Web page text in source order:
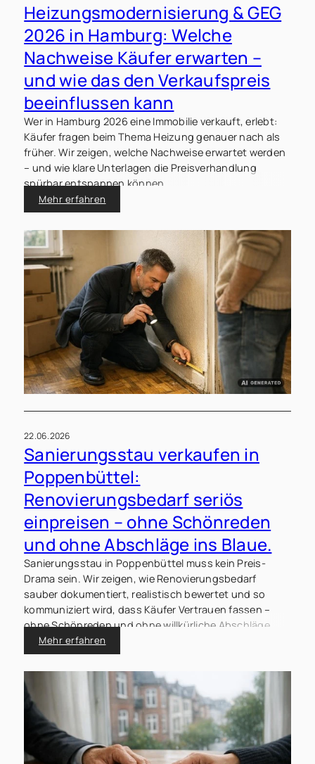
Heizungsmodernisierung & GEG
2026 in Hamburg: Welche
Nachweise Käufer erwarten –
und wie das den Verkaufspreis
beeinflussen kann
Wer in Hamburg 2026 eine Immobilie verkauft, erlebt:
Käufer fragen beim Thema Heizung genauer nach als
früher. Wir zeigen, welche Nachweise erwartet werden
– und wie klare Unterlagen die Preisverhandlung
spürbar entspannen können.
Mehr erfahren
22.06.2026
Sanierungsstau verkaufen in
Poppenbüttel:
Renovierungsbedarf seriös
einpreisen – ohne Schönreden
und ohne Abschläge ins Blaue.
Sanierungsstau in Poppenbüttel muss kein Preis-
Drama sein. Wir zeigen, wie Renovierungsbedarf
sauber dokumentiert, realistisch bewertet und so
kommuniziert wird, dass Käufer Vertrauen fassen –
ohne Schönreden und ohne willkürliche Abschläge.
Mehr erfahren